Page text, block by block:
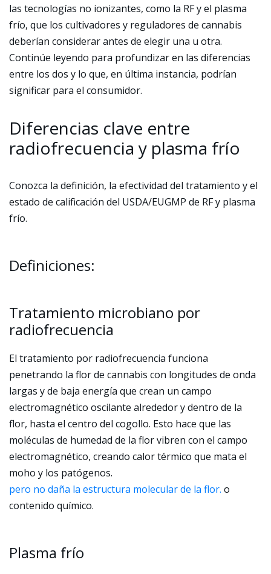
las tecnologías no ionizantes, como la RF y el plasma
frío, que los cultivadores y reguladores de cannabis
deberían considerar antes de elegir una u otra.
Continúe leyendo para profundizar en las diferencias
entre los dos y lo que, en última instancia, podrían
significar para el consumidor.
Diferencias clave entre
radiofrecuencia y plasma frío
Conozca la definición, la efectividad del tratamiento y el
estado de calificación del USDA/EUGMP de RF y plasma
frío.
Definiciones:
Tratamiento microbiano por
radiofrecuencia
El tratamiento por radiofrecuencia funciona
penetrando la flor de cannabis con longitudes de onda
largas y de baja energía que crean un campo
electromagnético oscilante alrededor y dentro de la
flor, hasta el centro del cogollo. Esto hace que las
moléculas de humedad de la flor vibren con el campo
electromagnético, creando calor térmico que mata el
moho y los patógenos.
pero no daña la estructura molecular de la flor. o
contenido químico.
Plasma frío